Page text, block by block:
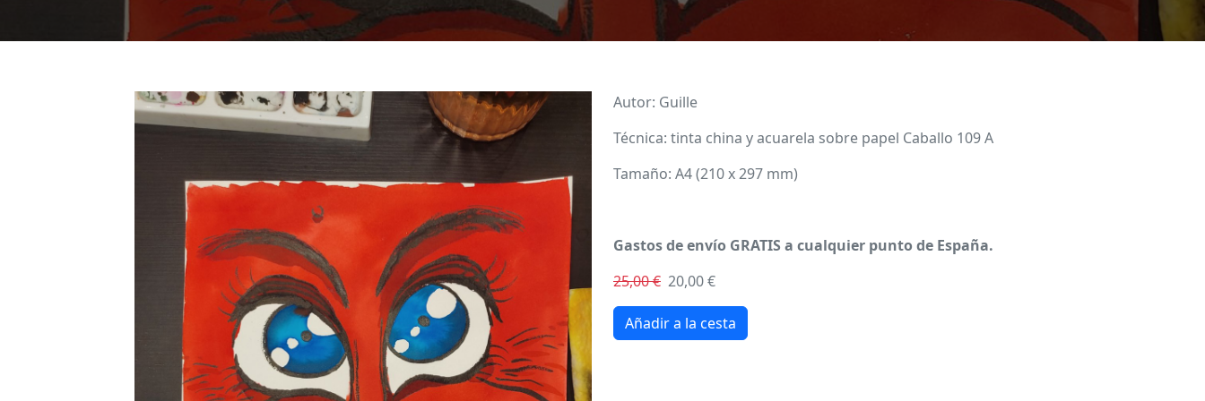
Imagen Imagen
Autor: Guille
Técnica: tinta china y acuarela sobre papel Caballo 109 A
Tamaño: A4 (210 x 297 mm)
Gastos de envío GRATIS a cualquier punto de España.
25,00 € 20,00 €